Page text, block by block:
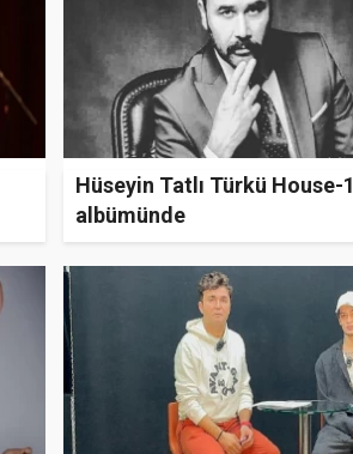
Hüseyin Tatlı Türkü House-1
albümünde